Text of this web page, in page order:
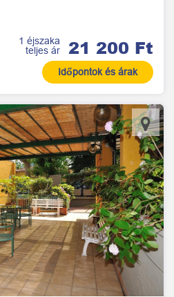
1 éjszaka
teljes ár
21 200 Ft
Időpontok és árak